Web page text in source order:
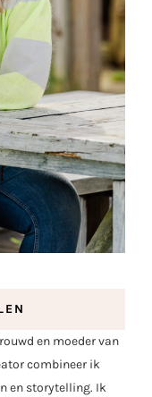
en moeder van
combineer ik
en storytelling. Ik